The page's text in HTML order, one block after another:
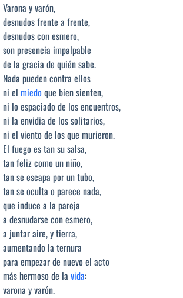
Varona y varón,
desnudos frente a frente,
desnudos con esmero,
son presencia impalpable
de la gracia de quién sabe.
Nada pueden contra ellos
ni el miedo que bien sienten,
ni lo espaciado de los encuentros,
ni la envidia de los solitarios,
ni el viento de los que murieron.
El fuego es tan su salsa,
tan feliz como un niño,
tan se escapa por un tubo,
tan se oculta o parece nada,
que induce a la pareja
a desnudarse con esmero,
a juntar aire, y tierra,
aumentando la ternura
para empezar de nuevo el acto
más hermoso de la vida:
varona y varón.